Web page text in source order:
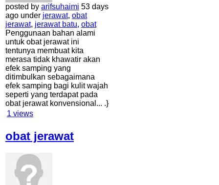
posted by arifsuhaimi 53 days
ago under jerawat, obat
jerawat, jerawat batu, obat
Penggunaan bahan alami
untuk obat jerawat ini
tentunya membuat kita
merasa tidak khawatir akan
efek samping yang
ditimbulkan sebagaimana
efek samping bagi kulit wajah
seperti yang terdapat pada
obat jerawat konvensional... .}
1 views
obat jerawat